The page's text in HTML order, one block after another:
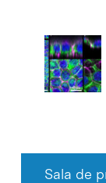
Sala de